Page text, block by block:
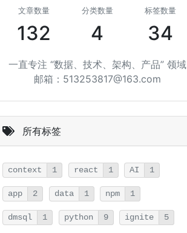
文章数量
132
分类数量
4
标签数量
34
一直专注 “数据、技术、架构、产品” 领域
邮箱：513253817@163.com
所有标签
context 1 react 1 AI 1
app 2 data 1 npm 1
dmsql 1 python 9 ignite 5